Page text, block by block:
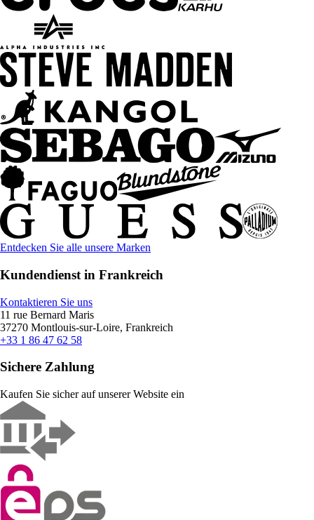
Entdecken Sie alle unsere Marken
Kundendienst in Frankreich
Kontaktieren Sie uns
11 rue Bernard Maris
37270 Montlouis-sur-Loire, Frankreich
+33 1 86 47 62 58
Sichere Zahlung
Kaufen Sie sicher auf unserer Website ein